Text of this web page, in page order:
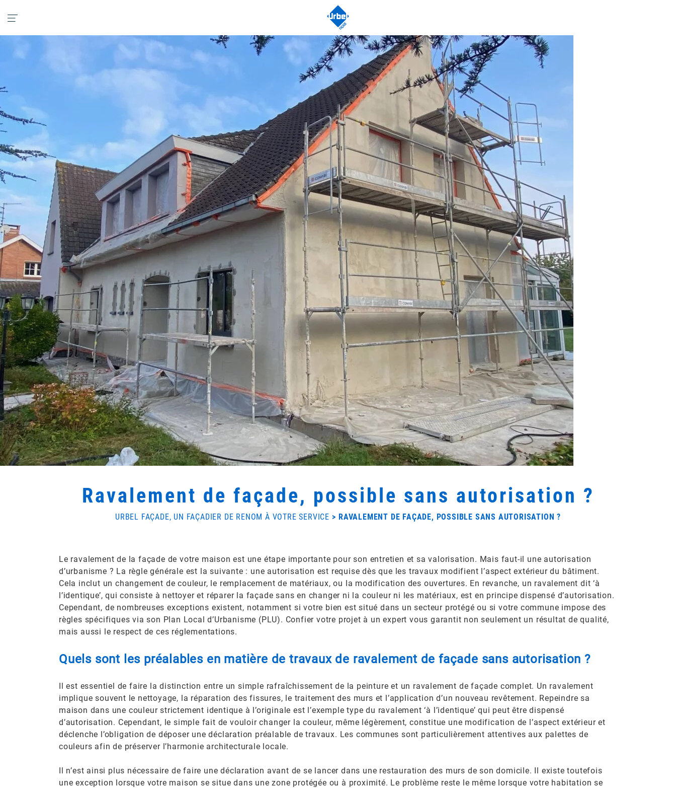
Ravalement de façade, possible sans autorisation ?
URBEL FAÇADE, UN FAÇADIER DE RENOM À VOTRE SERVICE RAVALEMENT DE FAÇADE, POSSIBLE SANS AUTORISATION ?
Le ravalement de la façade de votre maison est une étape importante pour son entretien et sa valorisation. Mais faut-il une autorisation
d’urbanisme ? La règle générale est la suivante : une autorisation est requise dès que les travaux modifient l’aspect extérieur du bâtiment.
Cela inclut un changement de couleur, le remplacement de matériaux, ou la modification des ouvertures. En revanche, un ravalement dit ‘à
l’identique’, qui consiste à nettoyer et réparer la façade sans en changer ni la couleur ni les matériaux, est en principe dispensé d’autorisation.
Cependant, de nombreuses exceptions existent, notamment si votre bien est situé dans un secteur protégé ou si votre commune impose des
règles spécifiques via son Plan Local d’Urbanisme (PLU). Confier votre projet à un expert vous garantit non seulement un résultat de qualité,
mais aussi le respect de ces réglementations.
Quels sont les préalables en matière de travaux de ravalement de façade sans autorisation ?
Il est essentiel de faire la distinction entre un simple rafraîchissement de la peinture et un ravalement de façade complet. Un ravalement
implique souvent le nettoyage, la réparation des fissures, le traitement des murs et l’application d’un nouveau revêtement. Repeindre sa
maison dans une couleur strictement identique à l’originale est l’exemple type du ravalement ‘à l’identique’ qui peut être dispensé
d’autorisation. Cependant, le simple fait de vouloir changer la couleur, même légèrement, constitue une modification de l’aspect extérieur et
déclenche l’obligation de déposer une déclaration préalable de travaux. Les communes sont particulièrement attentives aux palettes de
couleurs afin de préserver l’harmonie architecturale locale.
Il n’est ainsi plus nécessaire de faire une déclaration avant de se lancer dans une restauration des murs de son domicile. Il existe toutefois
une exception lorsque votre maison se situe dans une zone protégée ou à proximité. Le problème reste le même lorsque votre habitation se